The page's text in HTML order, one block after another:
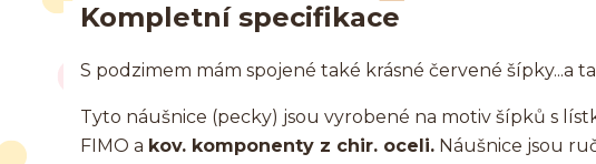
Kompletní specifikace
S podzimem mám spojené také krásné červené šípky...a
Tyto náušnice (pecky) jsou vyrobené na motiv šípků s
FIMO a kov. komponenty z chir. oceli. Náušnice jsou